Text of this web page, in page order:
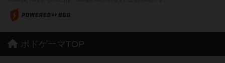
ボドゲーマTOP